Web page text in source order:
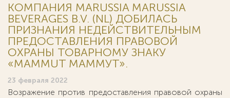
КОМПАНИЯ MARUSSIA MARUSSIA
BEVERAGES B.V. (NL) ДОБИЛАСЬ
ПРИЗНАНИЯ НЕДЕЙСТВИТЕЛЬНЫМ
ПРЕДОСТАВЛЕНИЯ ПРАВОВОЙ
ОХРАНЫ ТОВАРНОМУ ЗНАКУ
«MAMMUT МАММУТ».
23 февраля 2022
Возражение против предоставления правовой охраны